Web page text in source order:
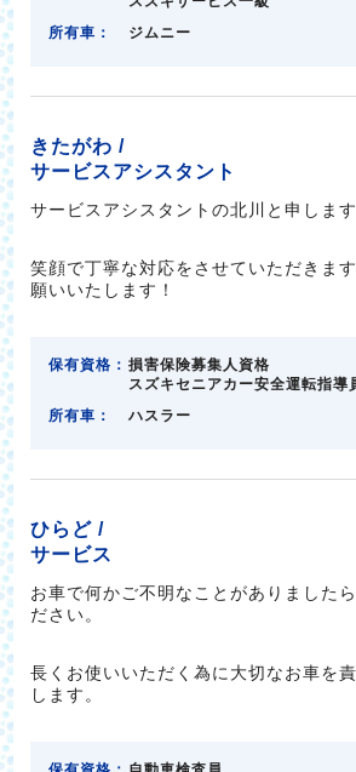
所有車：
ジムニー
きたがわ /
サービスアシスタント
サービスアシスタントの北川と申します
笑顔で丁寧な対応をさせていただきま
願いいたします！
保有資格： 損害保険募集人資格
スズキセニアカー安全運転指導
所有車：
ハスラー
ひらど /
サービス
お車で何かご不明なことがありました
ださい。
長くお使いいただく為に大切なお車を
します。